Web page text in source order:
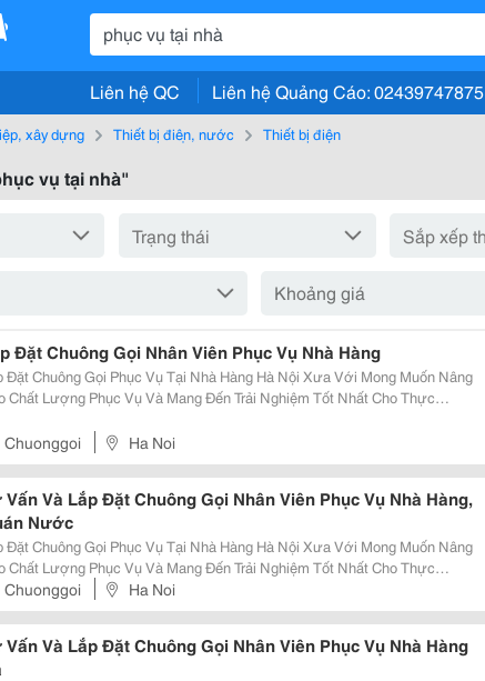
Liên hệ QC Liên hệ Quảng Cáo: 02439747875
xây dựng Thiết bị điện, nước Thiết bị điện
vụ tại nhà"
Khoảng giá
Đặt Chuông Gọi Nhân Viên Phục Vụ Nhà Hàng
Chuông Gọi Phục Vụ Tại Nhà Hàng Hà Nội Xưa Với Mong Muốn Nâng
Chất Lượng Phục Vụ Và Mang Đến Trải Nghiệm Tốt Nhất Cho Thực
Thức Triển Khai Hệ Thống Chuông Gọi...
Chuonggoi Ha Noi
Vấn Và Lắp Đặt Chuông Gọi Nhân Viên Phục Vụ Nhà Hàng,
Nước
Chuông Gọi Phục Vụ Tại Nhà Hàng Hà Nội Xưa Với Mong Muốn Nâng
Chất Lượng Phục Vụ Và Mang Đến Trải Nghiệm Tốt Nhất Cho Thực
Nhà Hàng Hà Nội Xưa &Ndash; Tọa Lạc Tại Số 8 Tôn Thất Thuyết Đã
Thức Triển Khai Hệ Thống Chuông Gọi...
Chuonggoi Ha Noi
Vấn Và Lắp Đặt Chuông Gọi Nhân Viên Phục Vụ Nhà Hàng